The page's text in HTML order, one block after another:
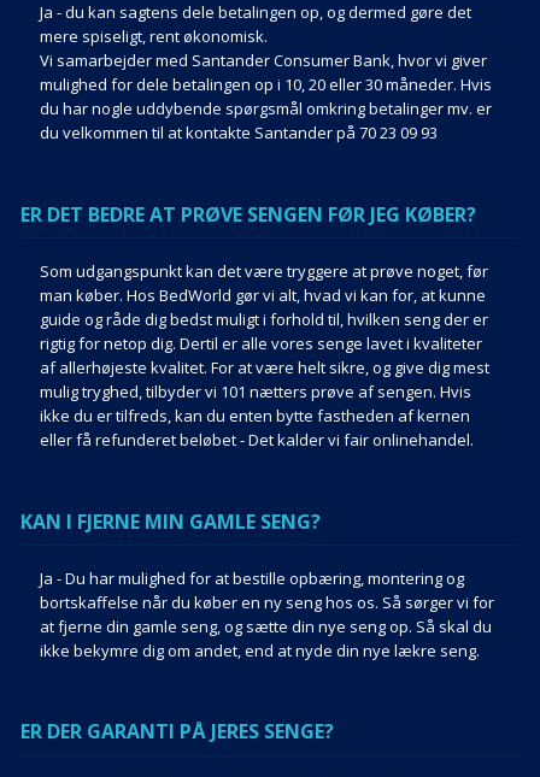
Ja - du kan sagtens dele betalingen op, og dermed gøre det
mere spiseligt, rent økonomisk.
Vi samarbejder med Santander Consumer Bank, hvor vi giver
mulighed for dele betalingen op i 10, 20 eller 30 måneder. Hvis
du har nogle uddybende spørgsmål omkring betalinger mv. er
du velkommen til at kontakte Santander på 70 23 09 93
ER DET BEDRE AT PRØVE SENGEN FØR JEG KØBER?
Som udgangspunkt kan det være tryggere at prøve noget, før
man køber. Hos BedWorld gør vi alt, hvad vi kan for, at kunne
guide og råde dig bedst muligt i forhold til, hvilken seng der er
rigtig for netop dig. Dertil er alle vores senge lavet i kvaliteter
af allerhøjeste kvalitet. For at være helt sikre, og give dig mest
mulig tryghed, tilbyder vi 101 nætters prøve af sengen. Hvis
ikke du er tilfreds, kan du enten bytte fastheden af kernen
eller få refunderet beløbet - Det kalder vi fair onlinehandel.
KAN I FJERNE MIN GAMLE SENG?
Ja - Du har mulighed for at bestille opbæring, montering og
bortskaffelse når du køber en ny seng hos os. Så sørger vi for
at fjerne din gamle seng, og sætte din nye seng op. Så skal du
ikke bekymre dig om andet, end at nyde din nye lækre seng.
ER DER GARANTI PÅ JERES SENGE?